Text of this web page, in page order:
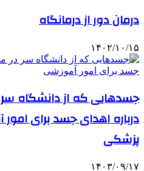
درمان دور از درمانگاه
۱۴۰۲/۱۰/۱۵
جسدهایی که از دانشگاه
درباره اهدای جسد برای
پزشکی
۱۴۰۳/۰۹/۱۷